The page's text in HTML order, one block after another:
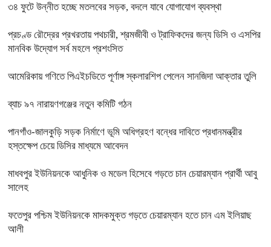
৩৪ ফুটে উন্নীত হচ্ছে মতলবের সড়ক, বদলে যাবে যোগাযোগ ব্যবস্থা
প্রচণ্ড রৌদ্রের প্রখরতায় পথচারী, শ্রমজীবী ও ট্রাফিকদের জন্য ডিসি ও এসপির
মানবিক উদ্যোগ সর্ব মহলে প্রশংসিত
আমেরিকায় গণিতে পিএইচডিতে পূর্ণাঙ্গ স্কলারশিপ পেলেন সানজিদা আক্তার তুলি
ব্যাচ ৯৭ নারায়ণগঞ্জের নতুন কমিটি গঠন
পানগাঁও-জালকুড়ি সড়ক নির্মাণে ভূমি অধিগ্রহণ বন্ধের দাবিতে প্রধানমন্ত্রীর
হস্তক্ষেপ চেয়ে ডিসির মাধ্যমে আবেদন
মাধবপুর ইউনিয়নকে আধুনিক ও মডেল হিসেবে গড়তে চান চেয়ারম্যান প্রার্থী আবু
সালেহ
ফতেপুর পশ্চিম ইউনিয়নকে মাদকমুক্ত গড়তে চেয়ারম্যান হতে চান এম ইলিয়াছ
আলী